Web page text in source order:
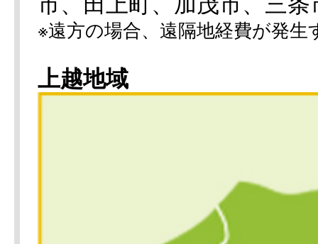
※遠方の場合、遠隔地経費が発
上越地域